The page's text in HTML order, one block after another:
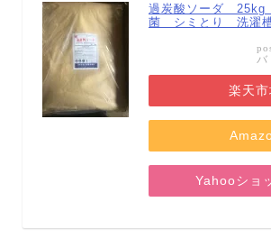
過炭酸ソーダ
菌 シミとり 洗濯槽
バ
楽天市
Yahooショ